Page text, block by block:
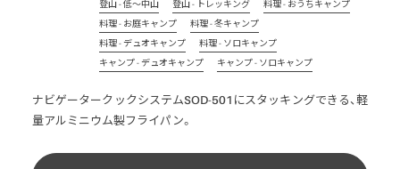
登山 - 低～中山
登山 - トレッキング
料理 - おうちキャンプ
料理 - お庭キャンプ
料理 - 冬キャンプ
料理 - デュオキャンプ
料理 - ソロキャンプ
キャンプ - デュオキャンプ
キャンプ - ソロキャンプ
ナビゲータークックシステムSOD-501にスタッキングできる、軽
量アルミニウム製フライパン。